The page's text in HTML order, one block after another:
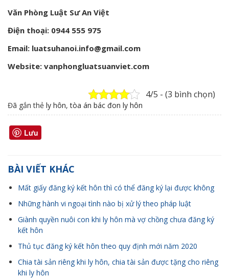
Văn Phòng Luật Sư An Việt
Điện thoại: 0944 555 975
Email: luatsuhanoi.info@gmail.com
Website: vanphongluatsuanviet.com
4/5 - (3 bình chọn)
Đã gắn thẻ ly hôn,tòa án bác đon ly hôn
Lưu
BÀI VIẾT KHÁC
Mất giấy đăng ký kết hôn thì có thể đăng ký lại được không
Những hành vi ngoại tình nào bị xử lý theo pháp luật
Giành quyền nuôi con khi ly hôn mà vợ chồng chưa đăng ký
kết hôn
Thủ tục đăng ký kết hôn theo quy định mới năm 2020
Chia tài sản riêng khi ly hôn, chia tài sản được tặng cho riêng
khi ly hôn